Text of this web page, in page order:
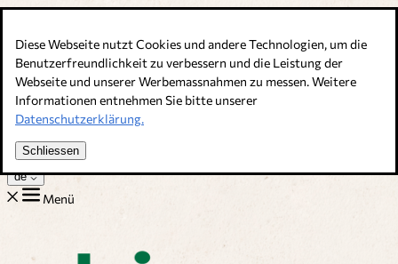
Diese Webseite nutzt Cookies und andere Technologien, um die
Benutzerfreundlichkeit zu verbessern und die Leistung der
Webseite und unserer Werbemassnahmen zu messen. Weitere
Informationen entnehmen Sie bitte unserer
Datenschutzerklärung.
Schliessen
Bouillons, Gewürze & Nahrungsergänzung. Schweizer Qualität
Kundenservice
Rezepte
Tipps
Über uns
Jobs
de
Menü